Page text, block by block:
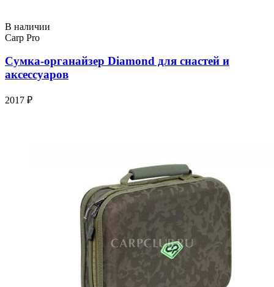
В наличии
Carp Pro
Сумка-органайзер Diamond для снастей и
аксессуаров
2017 ₽